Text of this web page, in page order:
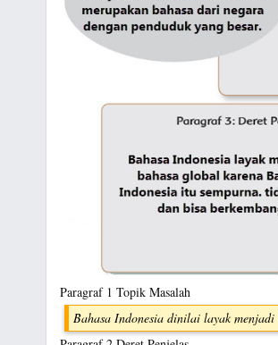
Paragraf 1 Topik Masalah
Bahasa Indonesia dinilai layak menjadi